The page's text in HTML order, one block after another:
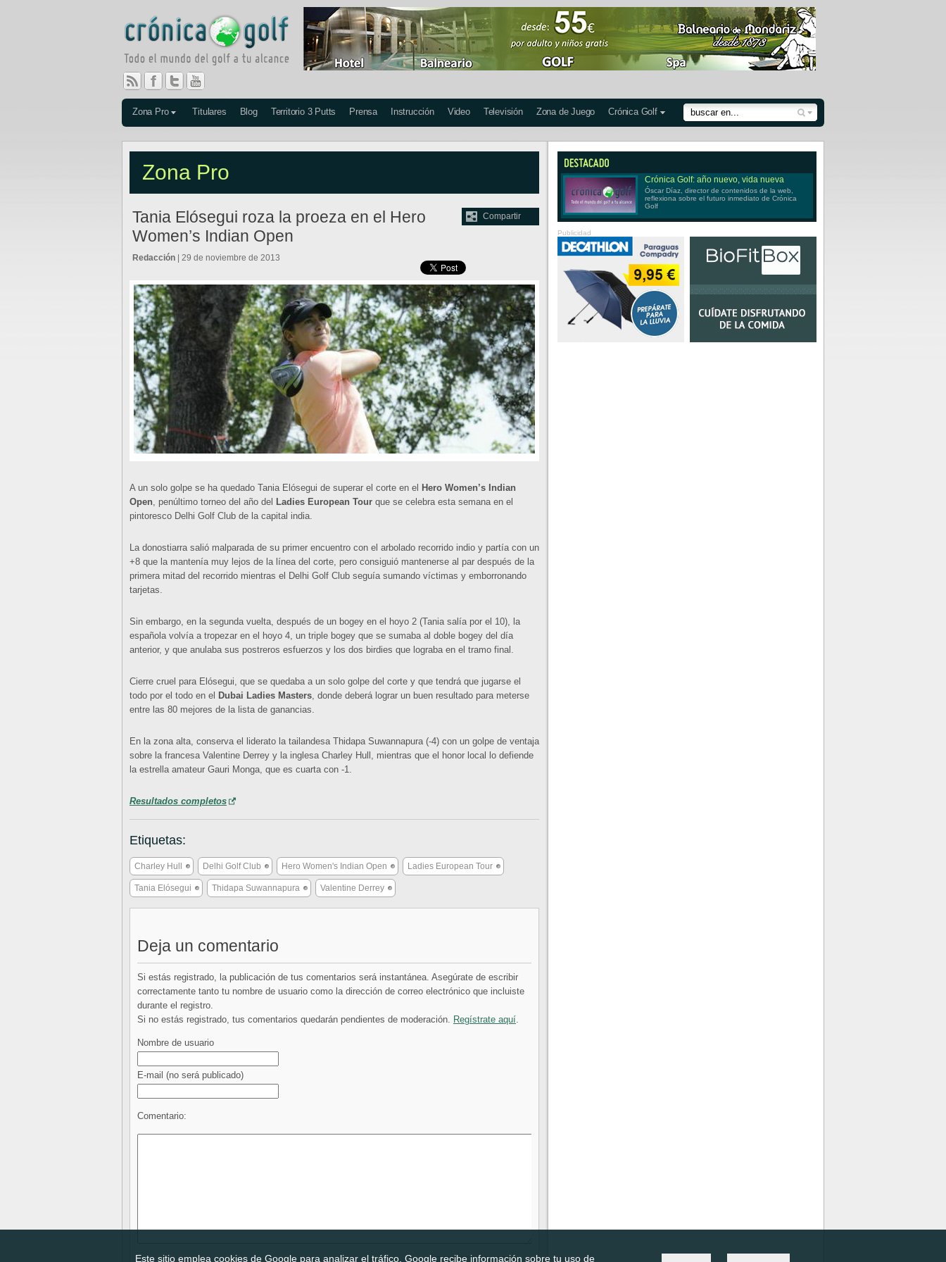
Este sitio emplea cookies de Google para analizar el tráfico. Google recibe información sobre tu uso de
Zona Pro Titulares Blog Territorio 3 Putts Prensa Instrucción Video Televisión Zona de Juego Crónica Golf
Zona Pro
Compartir
Tania Elósegui roza la proeza en el Hero
Women’s Indian Open
Redacción | 29 de noviembre de 2013
A un solo golpe se ha quedado Tania Elósegui de superar el corte en el Hero Women’s Indian
Open, penúltimo torneo del año del Ladies European Tour que se celebra esta semana en el
pintoresco Delhi Golf Club de la capital india.
La donostiarra salió malparada de su primer encuentro con el arbolado recorrido indio y partía con un
+8 que la mantenía muy lejos de la línea del corte, pero consiguió mantenerse al par después de la
primera mitad del recorrido mientras el Delhi Golf Club seguía sumando víctimas y emborronando
tarjetas.
Sin embargo, en la segunda vuelta, después de un bogey en el hoyo 2 (Tania salía por el 10), la
española volvía a tropezar en el hoyo 4, un triple bogey que se sumaba al doble bogey del día
anterior, y que anulaba sus postreros esfuerzos y los dos birdies que lograba en el tramo final.
Cierre cruel para Elósegui, que se quedaba a un solo golpe del corte y que tendrá que jugarse el
todo por el todo en el Dubai Ladies Masters, donde deberá lograr un buen resultado para meterse
entre las 80 mejores de la lista de ganancias.
En la zona alta, conserva el liderato la tailandesa Thidapa Suwannapura (-4) con un golpe de ventaja
sobre la francesa Valentine Derrey y la inglesa Charley Hull, mientras que el honor local lo defiende
la estrella amateur Gauri Monga, que es cuarta con -1.
Resultados completos
Etiquetas:
Charley Hull Delhi Golf Club Hero Women's Indian Open Ladies European Tour
Tania Elósegui Thidapa Suwannapura Valentine Derrey
Deja un comentario
Si estás registrado, la publicación de tus comentarios será instantánea. Asegúrate de escribir
correctamente tanto tu nombre de usuario como la dirección de correo electrónico que incluiste
durante el registro.
Si no estás registrado, tus comentarios quedarán pendientes de moderación. Regístrate aquí.
Nombre de usuario
E-mail (no será publicado)
Comentario:
Crónica Golf: año nuevo, vida nueva
Óscar Díaz, director de contenidos de la web,
reflexiona sobre el futuro inmediato de Crónica
Golf
Publicidad